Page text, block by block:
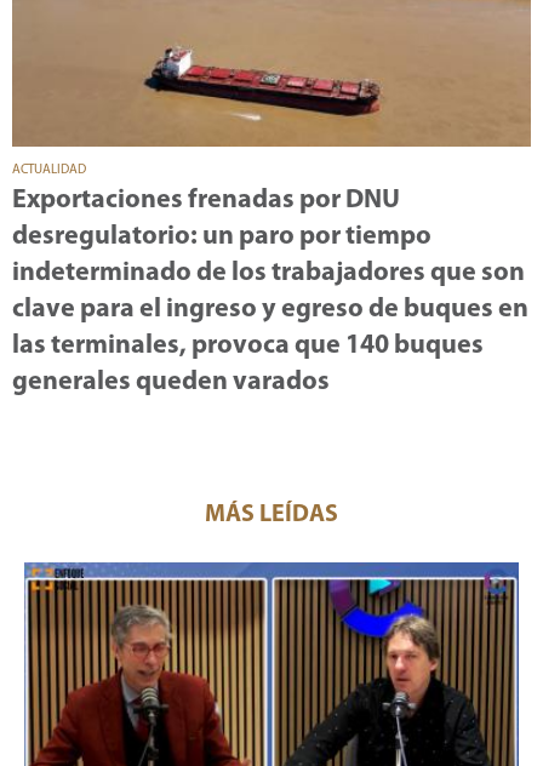
ACTUALIDAD
Exportaciones frenadas por DNU
desregulatorio: un paro por tiempo
indeterminado de los trabajadores que son
clave para el ingreso y egreso de buques en
las terminales, provoca que 140 buques
generales queden varados
MÁS LEÍDAS